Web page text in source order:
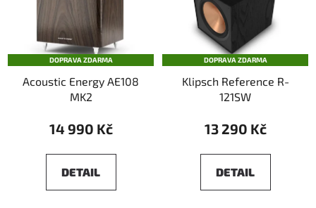
DOPRAVA ZDARMA
Acoustic Energy AE108
MK2
14 990 Kč
DETAIL
DOPRAVA ZDARMA
Klipsch Reference R-
121SW
13 290 Kč
DETAIL